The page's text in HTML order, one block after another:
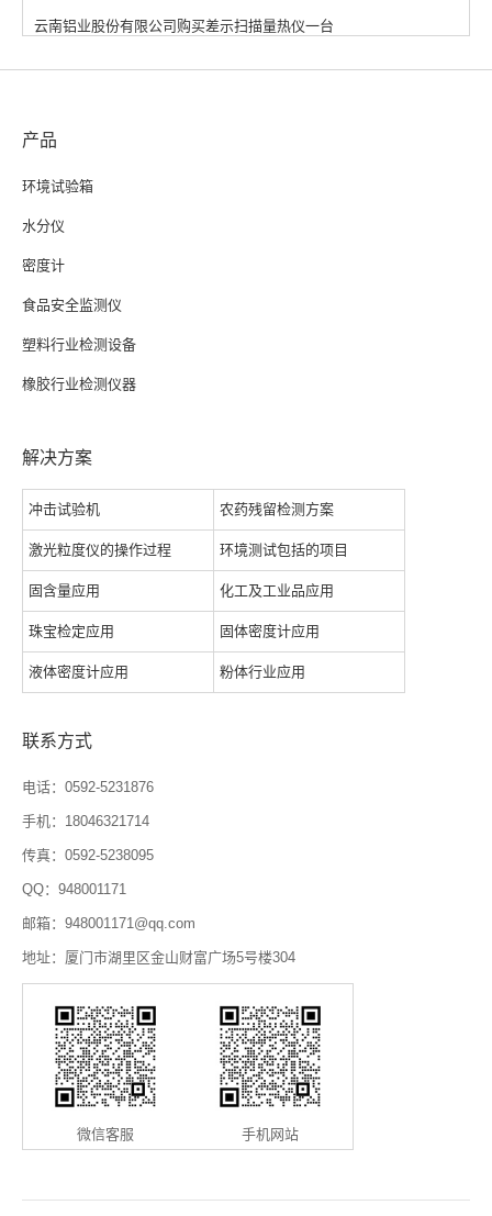
云南铝业股份有限公司购买差示扫描量热仪一台
产品
环境试验箱
水分仪
密度计
食品安全监测仪
塑料行业检测设备
橡胶行业检测仪器
解决方案
冲击试验机 农药残留检测方案
激光粒度仪的操作过程 环境测试包括的项目
固含量应用 化工及工业品应用
珠宝检定应用 固体密度计应用
液体密度计应用 粉体行业应用
联系方式
电话：0592-5231876
手机：18046321714
传真：0592-5238095
QQ：948001171
邮箱：948001171@qq.com
地址：厦门市湖里区金山财富广场5号楼304
微信客服 手机网站